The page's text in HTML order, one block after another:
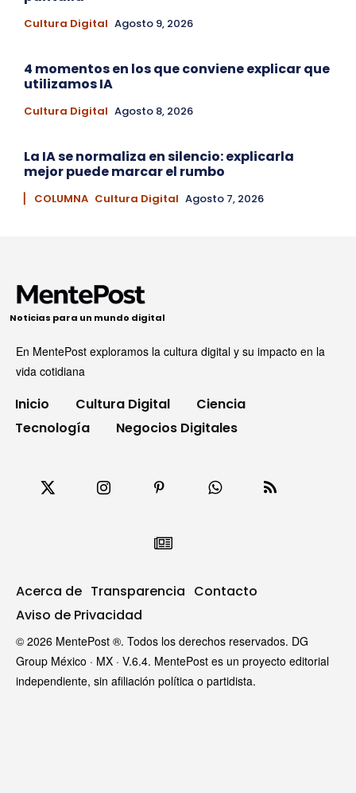
Cultura Digital Agosto 9, 2026
4 momentos en los que conviene explicar que
utilizamos IA
Cultura Digital Agosto 8, 2026
La IA se normaliza en silencio: explicarla
mejor puede marcar el rumbo
▏ COLUMNA Cultura Digital Agosto 7, 2026
Noticias para un mundo digital
En MentePost exploramos la cultura digital y su impacto en la
vida cotidiana
Inicio Cultura Digital
Ciencia
Tecnología
Negocios Digitales
Acerca de Transparencia Contacto
Aviso de Privacidad
© 2026 MentePost ®. Todos los derechos reservados. DG
Group México · MX · V.6.4. MentePost es un proyecto editorial
independiente, sin afiliación política o partidista.